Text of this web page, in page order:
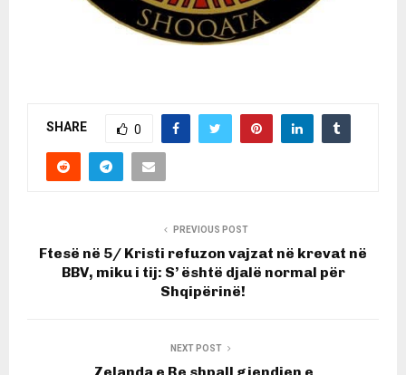
SHARE 0
PREVIOUS POST
Ftesë në 5/ Kristi refuzon vajzat në krevat në
BBV, miku i tij: S’ është djalë normal për
Shqipërinë!
NEXT POST
Zelanda e Re shpall gjendjen e